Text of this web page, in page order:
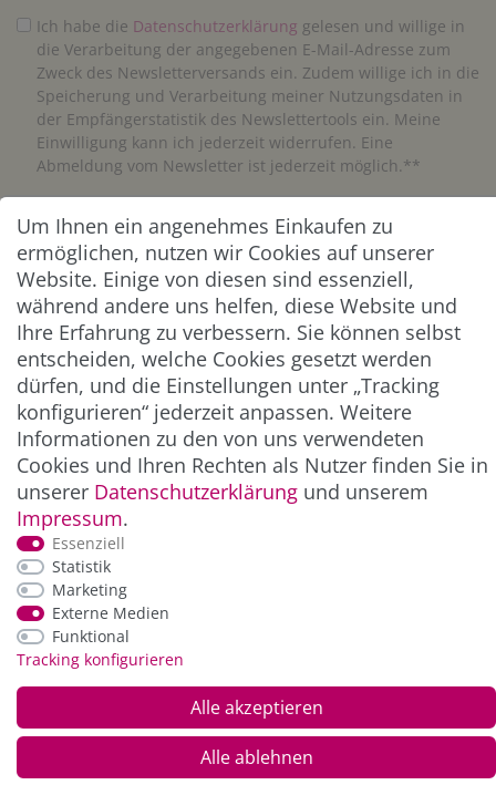
Ich habe die Daten­schutz­erklärung gelesen und willige in
die Verarbeitung der angegebenen E-Mail-Adresse zum
Zweck des Newsletterversands ein. Zudem willige ich in die
Speicherung und Verarbeitung meiner Nutzungsdaten in
der Empfängerstatistik des Newslettertools ein. Meine
Einwilligung kann ich jederzeit widerrufen. Eine
Abmeldung vom Newsletter ist jederzeit möglich.**
Abonnieren
** Hierbei handelt es sich um ein Pflichtfeld.
ZAHLUNG & VERSAND
*Alle Preise inkl. der gesetzl. MwSt. zzgl.
und Versandkosten
Um Ihnen ein angenehmes Einkaufen zu
ermöglichen, nutzen wir Cookies auf unserer
Website. Einige von diesen sind essenziell,
während andere uns helfen, diese Website und
Ihre Erfahrung zu verbessern. Sie können selbst
entscheiden, welche Cookies gesetzt werden
dürfen, und die Einstellungen unter „Tracking
konfigurieren“ jederzeit anpassen. Weitere
Informationen zu den von uns verwendeten
Cookies und Ihren Rechten als Nutzer finden Sie in
unserer Daten­schutz­erklärung und unserem
Impressum.
Essenziell
Statistik
Marketing
Externe Medien
Funktional
Tracking konfigurieren
Alle akzeptieren
Alle ablehnen
© Copyright 2026 Alle Rechte vorbehalten. |